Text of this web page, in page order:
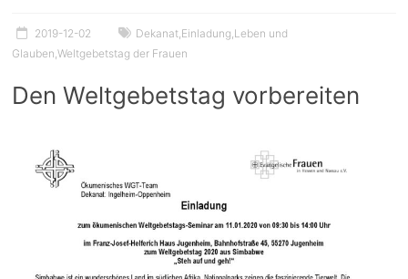
2019-12-02 Dekanat Einladung Leben und
Glauben ,Weltgebetstag der Frauen
Den Weltgebetstag vorbereiten